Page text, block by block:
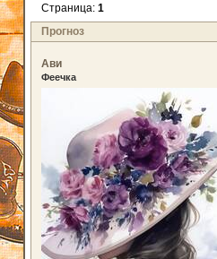
Прогноз
Страница: 1
Ави
Феечка